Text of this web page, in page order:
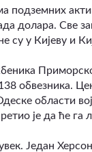
подземних
долара. Све
су у Кијеву и
138 обвезника.
области
је да ће
Један